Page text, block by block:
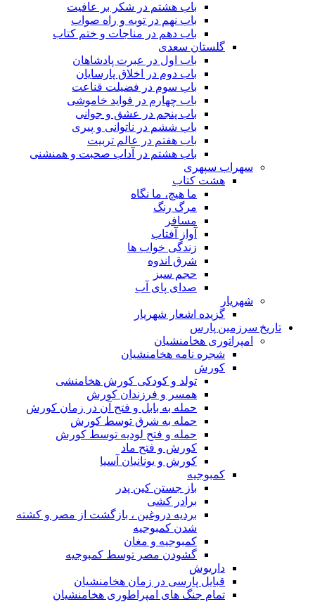
باب هشتم در شکر بر عافیت
باب نهم در توبه و راه صواب
باب دهم در مناجات و ختم کتاب
گلستان سعدی
باب اول در عبرت پادشاهان
باب دوم در اخلاق پارسایان
باب سوم در فضیلت قناعت
باب چهارم در فواید خاموشى
باب پنجم در عشق و جوانى
باب ششم در ناتوانى و پیرى
باب هفتم در عالم تربیت
باب هشتم در آداب صحبت و همنشنى
سهراب سپهری
هشت کتاب
ما هیچ، ما نگاه
مرگ رنگ
مسافر
آواز آفتاب
زندگی خواب ها
شرق اندوه
حجم سبز
صدای پای آب
شهریار
گزیده اشعار شهریار
تاریخ سرزمین پارس
امپراتوری هخامنشیان
شجره نامه هخامنشیان
کورش
تولد و کودکی کورش هخامنشی
همسر و فرزندان کورش
حمله به بابل و فتح آن در زمان کورش
حمله به شرق توسط کورش
حمله و فتح لودیه توسط کورش
کورش و فتح ماد
کورش و یونانیان آسیا
کمبوجیه
باز جستن کین پدر
برادر کشی
بردیه دروغین ، بازگشت از مصر و کشته
شدن کمبوجیه
کمبوجیه و مغان
گشودن مصر توسط کمبوجیه
داریوش
قبایل پارسی در زمان هخامنشیان
تمام جنگ های امپراطوری هخامنشیان